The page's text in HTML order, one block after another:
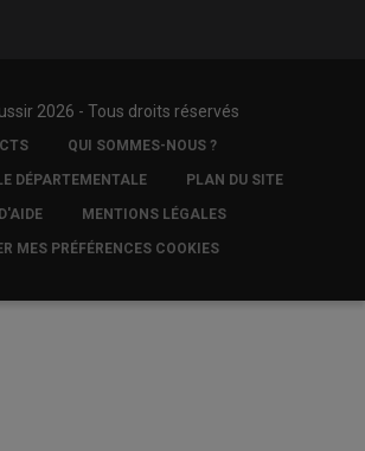
2026 - Tous droits réservés
QUI SOMMES-NOUS ?
DÉPARTEMENTALE PLAN DU SITE
MENTIONS LÉGALES
MES PRÉFÉRENCES COOKIES